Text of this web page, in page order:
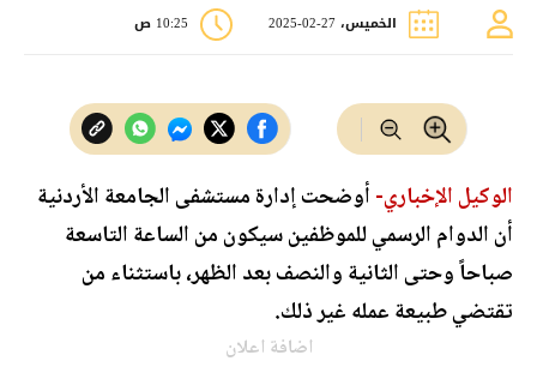
الخميس، 27-02-2025 10:25 ص
الوكيل الإخباري-أوضحت إدارة مستشفى الجامعة الأردنية
أن الدوام الرسمي للموظفين سيكون من الساعة التاسعة
صباحاً وحتى الثانية والنصف بعد الظهر، باستثناء من
تقتضي طبيعة عمله غير ذلك.
اضافة اعلان